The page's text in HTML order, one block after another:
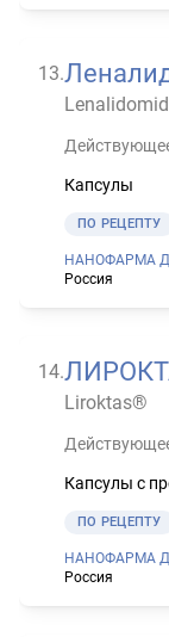
13.
Капсулы
ПО РЕЦЕПТУ
НАНОФАРМА
Россия
14.
Liroktas®
Капсулы с
ПО РЕЦЕПТУ
НАНОФАРМА
Россия